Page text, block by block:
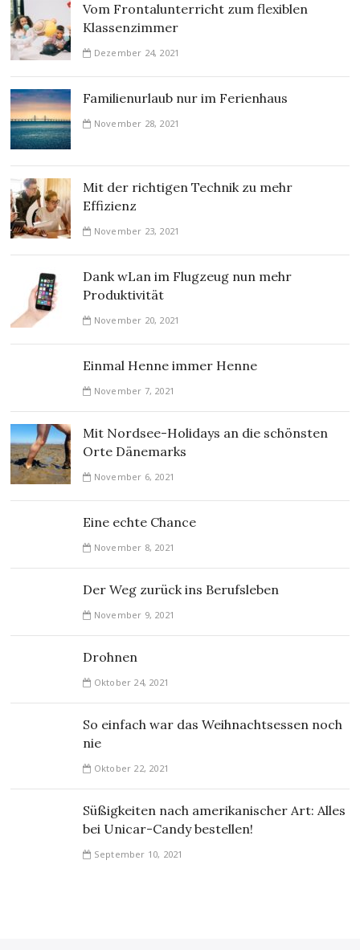
Vom Frontalunterricht zum flexiblen
Klassenzimmer
Dezember 24, 2021
Familienurlaub nur im Ferienhaus
November 28, 2021
Mit der richtigen Technik zu mehr
Effizienz
November 23, 2021
Dank wLan im Flugzeug nun mehr
Produktivität
November 20, 2021
Einmal Henne immer Henne
November 7, 2021
Mit Nordsee-Holidays an die schönsten
Orte Dänemarks
November 6, 2021
Eine echte Chance
November 8, 2021
Der Weg zurück ins Berufsleben
November 9, 2021
Drohnen
Oktober 24, 2021
So einfach war das Weihnachtsessen noch
nie
Oktober 22, 2021
Süßigkeiten nach amerikanischer Art: Alles
bei Unicar-Candy bestellen!
September 10, 2021